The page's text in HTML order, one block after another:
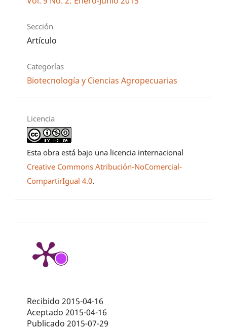
Sección
Artículo
Categorías
Biotecnología y Ciencias Agropecuarias
Licencia
Esta obra está bajo una licencia internacional
Creative Commons Atribución-NoComercial-
CompartirIgual 4.0.
Recibido 2015-04-16
Aceptado 2015-04-16
Publicado 2015-07-29